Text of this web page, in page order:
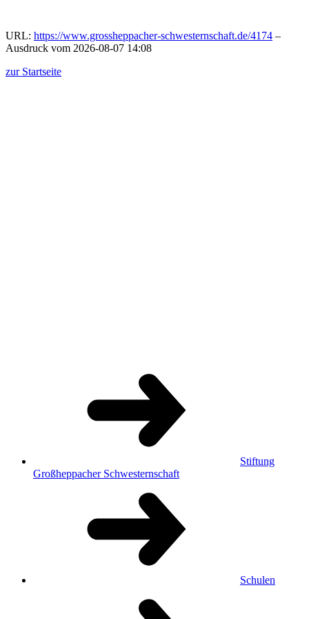
URL: https://www.grossheppacher-schwesternschaft.de/4174 –
Ausdruck vom 2026-08-07 14:08
zur Startseite
Stiftung
Großheppacher Schwesternschaft
Schulen